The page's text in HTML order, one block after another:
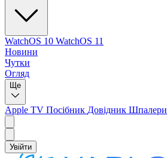
WatchOS 10 WatchOS 11
Новини
Чутки
Огляд
Ще
Apple TV Посібник Довідник Шпалери
Увійти